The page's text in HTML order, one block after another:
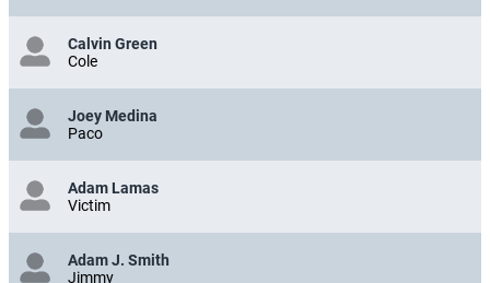
Calvin Green
Cole
Joey Medina
Paco
Adam Lamas
Victim
Adam J. Smith
Jimmy